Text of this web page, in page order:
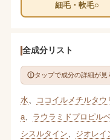
細毛・軟毛○
全成分リスト
タップで成分の詳細が見
水 ココイルメチルタウ
a、 ラウラミドプロピル
シスルタイン
ジオレイ